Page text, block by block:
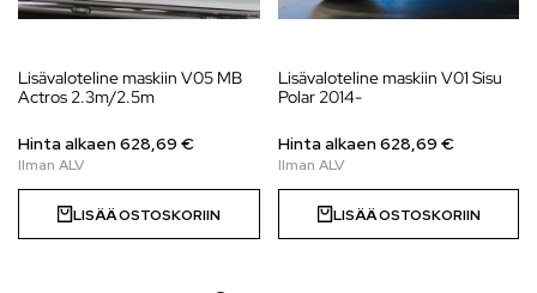
Lisävaloteline maskiin V05 MB
Actros 2.3m/2.5m
Hinta alkaen628,69 €
LISÄÄ OSTOSKORIIN
Lisävaloteline maskiin V01 Sisu
Polar 2014-
Hinta alkaen628,69 €
LISÄÄ OSTOSKORIIN